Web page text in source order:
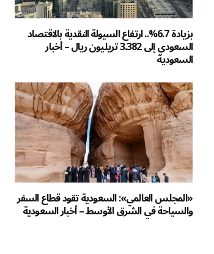
بزيادة 6.7%.. ارتفاع السيولة النقدية بالاقتصاد
السعودي إلى 3.382 تريليون ريال – أخبار
السعودية
«المجلس العالمي»: السعودية تقود قطاع السفر
والسياحة في الشرق الأوسط – أخبار السعودية